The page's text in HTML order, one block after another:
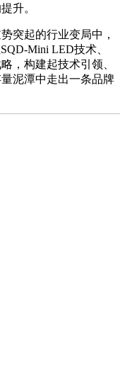
升。
突起的行业变局中，
Mini LED技术、
，构建起技术引领、
泥潭中走出一条品牌